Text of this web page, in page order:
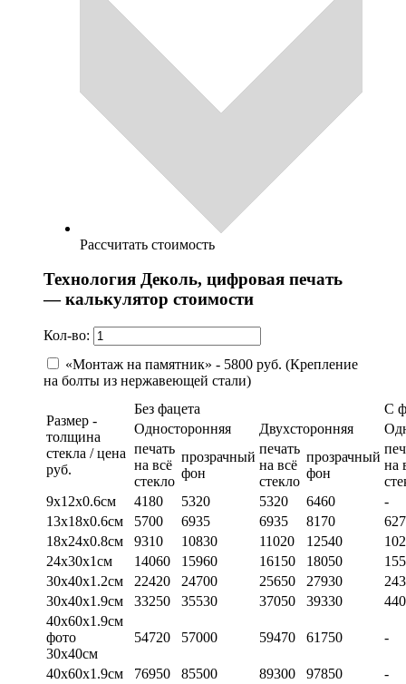
Рассчитать стоимость
Технология Деколь, цифровая печать
— калькулятор стоимости
Кол-во:
«Монтаж на памятник» - 5800 руб. (Крепление
на болты из нержавеющей стали)
Размер -
толщина
стекла / цена
руб.
Без фацета
С
Односторонняя
Двухсторонняя
печать
на всё
стекло
прозрачный
фон
печать
на всё
стекло
прозрачный
фон
на
9х12х0.6см
4180 5320 5320 6460
-
13х18х0.6см
5700 6935 6935 8170
18х24х0.8см
9310 10830 11020 12540
24х30х1см
14060 15960 16150 18050
30х40х1.2см
22420 24700 25650 27930
30х40х1.9см
33250 35530 37050 39330
40х60х1.9см
фото
30х40см
54720 57000 59470 61750 -
40х60х1.9см 76950 85500 89300 97850
-